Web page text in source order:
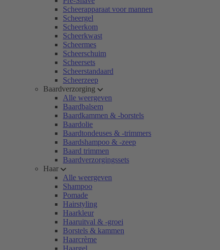
Scheerapparaat voor mannen
Scheergel
Scheerkom
Scheerkwast
Scheermes
Scheerschuim
Scheersets
Scheerstandaard
Scheerzeep
Baardverzorging
Alle weergeven
Baardbalsem
Baardkammen & -borstels
Baardolie
Baardtondeuses & -trimmers
Baardshampoo & -zeep
Baard trimmen
Baardverzorgingssets
Haar
Alle weergeven
Shampoo
Pomade
Hairstyling
Haarkleur
Haaruitval & -groei
Borstels & kammen
Haarcrème
Haargel